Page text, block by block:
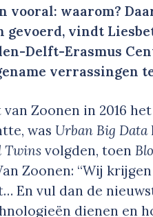
vooral: waarom?
gevoerd, vindt
Delft-Erasmus
verrassingen
van Zoonen in 2016
was Urban Big Data
Twins volgden, toen
Zoonen: “Wij
En vul dan de
dienen en